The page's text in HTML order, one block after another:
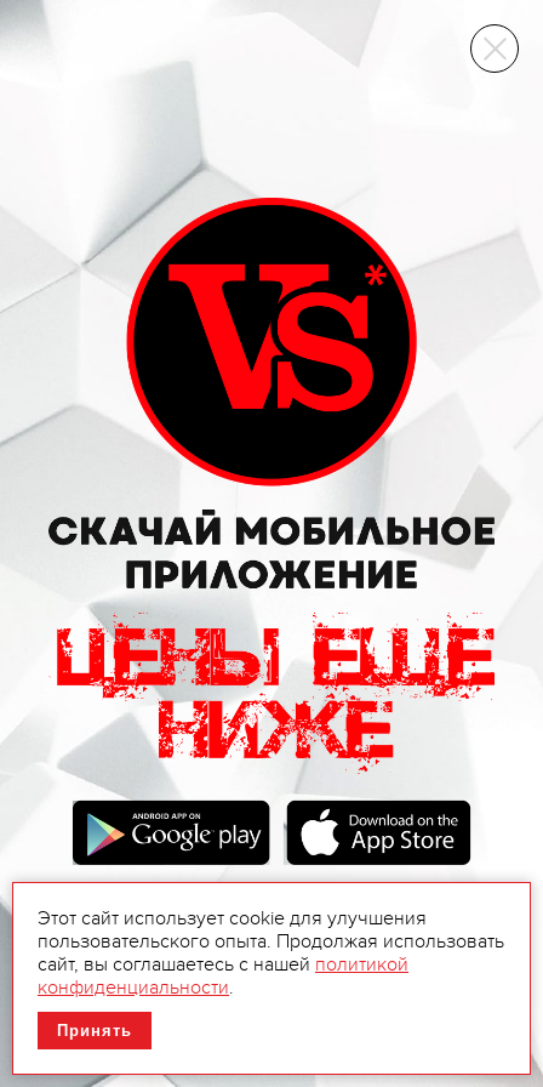
ВИННЫЙ СКЛАД
Этот сайт использует cookie для улучшения
пользовательского опыта. Продолжая использовать
сайт, вы соглашаетесь с нашей политикой
конфиденциальности.
Принять